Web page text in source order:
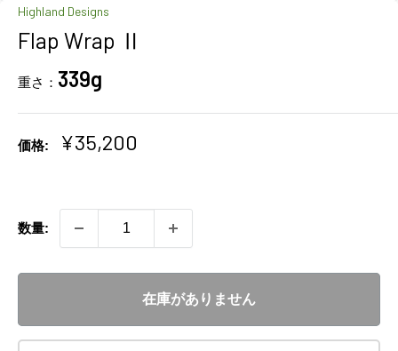
Flap Wrap Ⅱ
Highland Designs
重さ： 339g
価格:
販
格
¥35,200
数量:
在庫がありません